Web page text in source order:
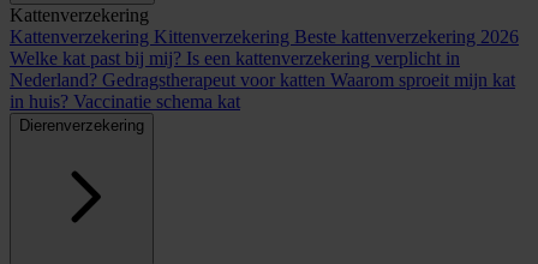
Kattenverzekering
Kattenverzekering Kittenverzekering Beste kattenverzekering 2026
Welke kat past bij mij? Is een kattenverzekering verplicht in
Nederland? Gedragstherapeut voor katten Waarom sproeit mijn kat
in huis? Vaccinatie schema kat
Dierenverzekering